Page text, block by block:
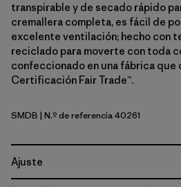
transpirable y de secado rápido
cremallera completa, es fácil de
excelente ventilación; hecho con
reciclado para moverte con toda
confeccionado en una fábrica que
Certificación Fair Trade™.
Smolder Blue
SMDB | N.º de referencia 40261
Ajuste